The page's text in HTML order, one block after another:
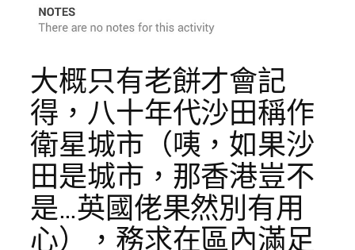
大概只有老餅才會記
得，八十年代沙田稱作
衛星城市（咦，如果沙
田是城市，那香港豈不
是…英國佬果然別有用
心），務求在區內滿足